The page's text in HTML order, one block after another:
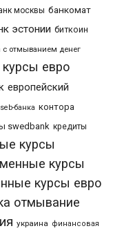
москвы банкомат
эстонии биткоин
с отмыванием денег
евро
европейский
банка контора
swedbank кредиты
курсы
курсы
курсы евро
отмывание
украина финансовая